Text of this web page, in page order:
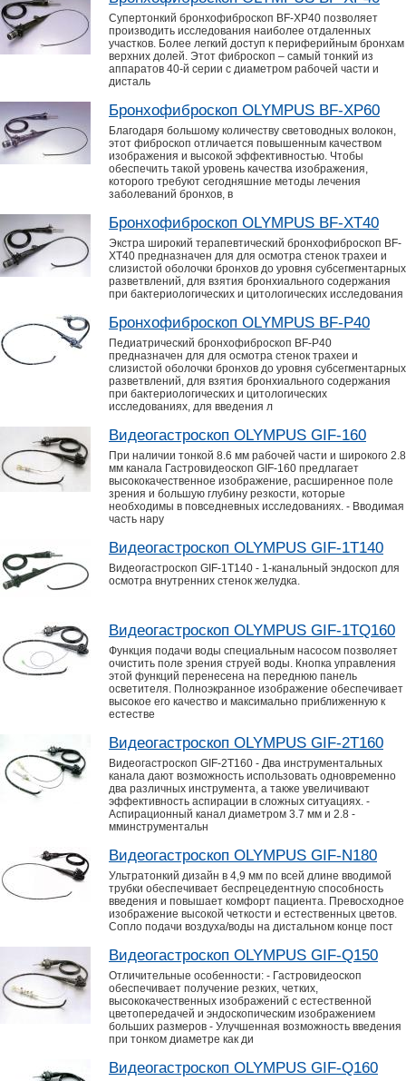
Супертонкий бронхофиброскоп BF-XP40 позволяет
производить исследования наиболее отдаленных
участков. Более легкий доступ к периферийным бронхам
верхних долей. Этот фиброскоп – самый тонкий из
аппаратов 40-й серии с диаметром рабочей части и
дисталь
Бронхофиброскоп OLYMPUS BF-XP60
Благодаря большому количеству световодных волокон,
этот фиброскоп отличается повышенным качеством
изображения и высокой эффективностью. Чтобы
обеспечить такой уровень качества изображения,
которого требуют сегодняшние методы лечения
заболеваний бронхов, в
Бронхофиброскоп OLYMPUS BF-XT40
Экстра широкий терапевтический бронхофиброскоп BF-
ХТ40 предназначен для для осмотра стенок трахеи и
слизистой оболочки бронхов до уровня субсегментарных
разветвлений, для взятия бронхиального содержания
при бактериологических и цитологических исследования
Бронхофиброскоп OLYMPUS BF-Р40
Педиатрический бронхофиброскоп BF-Р40
предназначен для для осмотра стенок трахеи и
слизистой оболочки бронхов до уровня субсегментарных
разветвлений, для взятия бронхиального содержания
при бактериологических и цитологических
исследованиях, для введения л
Видеогастроскоп OLYMPUS GIF-160
При наличии тонкой 8.6 мм рабочей части и широкого 2.8
мм канала Гастровидеоскоп GIF-160 предлагает
высококачественное изображение, расширенное поле
зрения и большую глубину резкости, которые
необходимы в повседневных исследованиях. - Вводимая
часть нару
Видеогастроскоп OLYMPUS GIF-1T140
Видеогастроскоп GIF-1T140 - 1-канальный эндоскоп для
осмотра внутренних стенок желудка.
Видеогастроскоп OLYMPUS GIF-1TQ160
Функция подачи воды специальным насосом позволяет
очистить поле зрения струей воды. Кнопка управления
этой функций перенесена на переднюю панель
осветителя. Полноэкранное изображение обеспечивает
высокое его качество и максимально приближенную к
естестве
Видеогастроскоп OLYMPUS GIF-2T160
Видеогастроскоп GIF-2T160 - Два инструментальных
канала дают возможность использовать одновременно
два различных инструмента, а также увеличивают
эффективность аспирации в сложных ситуациях. -
Аспирационный канал диаметром 3.7 мм и 2.8 -
мминструментальн
Видеогастроскоп OLYMPUS GIF-N180
Ультратонкий дизайн в 4,9 мм по всей длине вводимой
трубки обеспечивает беспрецедентную способность
введения и повышает комфорт пациента. Превосходное
изображение высокой четкости и естественных цветов.
Сопло подачи воздуха/воды на дистальном конце пост
Видеогастроскоп OLYMPUS GIF-Q150
Отличительные особенности: - Гастровидеоскоп
обеспечивает получение резких, четких,
высококачественных изображений с естественной
цветопередачей и эндоскопическим изображением
больших размеров - Улучшенная возможность введения
при тонком диаметре как ди
Видеогастроскоп OLYMPUS GIF-Q160